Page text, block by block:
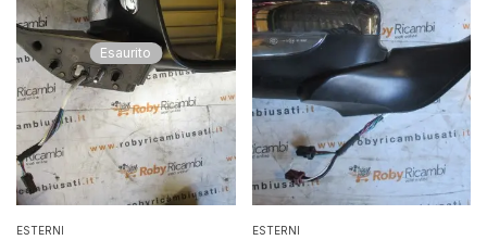
Parti meccaniche
Ponte
Spray
Deghiacciante
In offerta
Esaurito
ESTERNI ESTERNI